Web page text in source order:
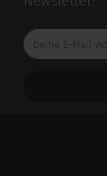
Deine
E-